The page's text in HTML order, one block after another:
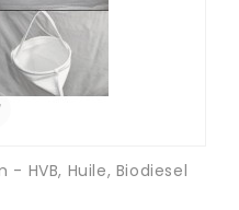
HVB, Huile, Biodiesel